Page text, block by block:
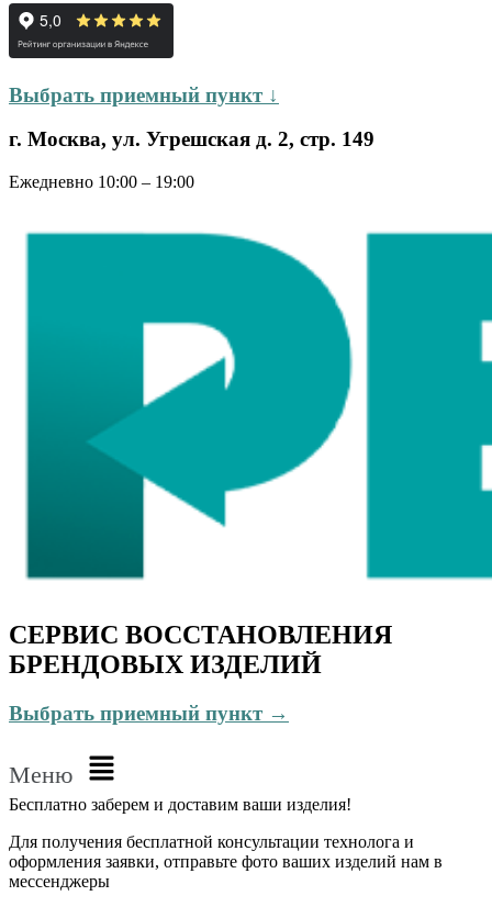
Выбрать приемный пункт ↓
г. Москва, ул. Угрешская д. 2, стр. 149
Ежедневно 10:00 – 19:00
СЕРВИС ВОССТАНОВЛЕНИЯ
БРЕНДОВЫХ ИЗДЕЛИЙ
Выбрать приемный пункт →
Меню
Бесплатно заберем и доставим ваши изделия!
Для получения бесплатной консультации технолога и
оформления заявки, отправьте фото ваших изделий нам в
мессенджеры